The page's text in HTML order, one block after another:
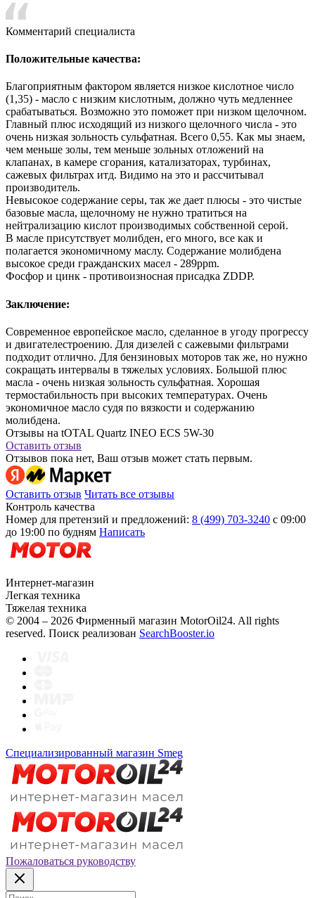
Комментарий специалиста
Положительные качества:
Благоприятным фактором является низкое кислотное число
(1,35) - масло с низким кислотным, должно чуть медленнее
срабатываться. Возможно это поможет при низком щелочном.
Главный плю с исходящий из низкого щелочного числа - это
очень низкая зольность сульфатная. Всего 0,55. Как мы знаем,
чем меньше золы, тем меньше зольных отложений на
клапанах, в камере сгорания, катализаторах, турбинах,
сажевых фильтрах итд. Видим о на это и рассчитывал
производитель.
Невысокое содержание серы, так же дает плюсы - это чистые
базовые масла, щелочному не нужно тратиться на
нейтрализацию кислот производимых собственной серой.
В масле присутствует молибден, его много, все как и
полагается экономичному маслу. Содержание молибдена
высокое среди гражданских масел - 289ppm.
Фосфор и цинк - противоизносная присадка ZDDP.
Заключение:
Современное европейское масло, сделанное в угоду прогрессу
и двигателестроению. Для дизелей с сажевыми фильтрами
подходит отлично. Для бензиновых моторов так же, но нужно
сокращать интервалы в тяжелых условиях. Большой плюс
масла - очень низкая зольность сульфатная. Хорошая
термостабильность при высоких температурах. Очень
экономичное масло судя по вязкости и содержанию
молибдена.
Отзывы на tOTAL Quartz INEO ECS 5W-30
Оставить отзыв
Отзывов пока нет, Ваш отзыв может стать первым.
Оставить отзыв Читать все отзывы
Контроль качества
Номер для претензий и предложений: 8 (499) 703-3240 с 09:00
до 19:00 по будням Написать
Интернет-магазин
Легкая техника
Тяжелая техника
© 2004 – 2026 Фирменный магазин MotorOil24. All rights
reserved. Поиск реализован SearchBooster.io
Специализированный магазин Smeg
Пожаловаться руководству